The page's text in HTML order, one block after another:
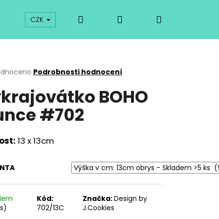
Kurzy Odkazy O vykrajovátkách
CZK Přihlášení
Podrobnosti hodnocení
BOHO
#702
13 x 13cm
Kód:
702/13C
Značka:Design by
J.Cookies